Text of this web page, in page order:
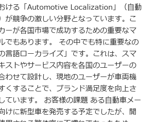
ける「Automotive Localization」（自動
が競争の激しい分野となっています。こ
ーが各国市場で成功するための重要なマ
でもあります。 その中でも特に重要なの
言語ローカライズ」です。これは、スマ
ストやサービス内容を各国のユーザーの
わせて設計し、現地のユーザーが車両機
くすることで、ブランド満足度を向上さ
ています。 お客様の課題 ある自動車メー
けに新型車を発売する予定でしたが、開